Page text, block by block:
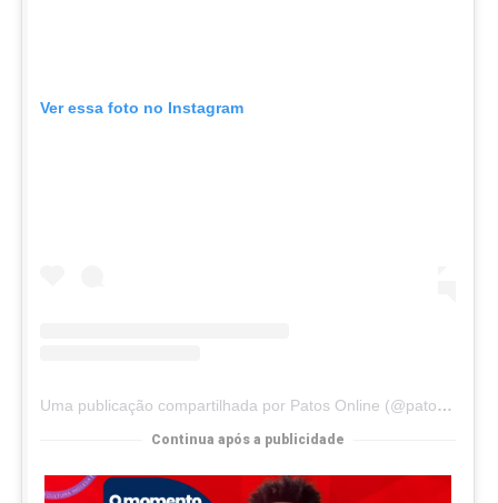
Ver essa foto no Instagram
Uma publicação compartilhada por Patos Online (@patosonline)
Continua após a publicidade